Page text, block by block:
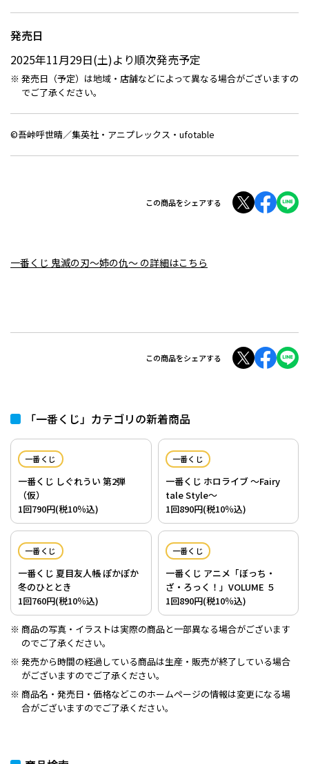
発売日
2025年11月29日(土)より順次発売予定
発売日（予定）は地域・店舗などによって異なる場合がございますの
でご了承ください。
©吾峠呼世晴／集英社・アニプレックス・ufotable
この商品をシェアする
一番くじ 鬼滅の刃～姉の仇～ の詳細はこちら
この商品をシェアする
「一番くじ」カテゴリの新着商品
一番くじ
一番くじ しぐれうい 第2弾
（仮）
1回790円(税10％込)
一番くじ
一番くじ ホロライブ ～Fairy
tale Style～
1回890円(税10％込)
一番くじ
一番くじ 夏目友人帳 ぽかぽか
冬のひととき
1回760円(税10％込)
一番くじ
一番くじ アニメ「ぼっち・
ざ・ろっく！」VOLUME ５
1回890円(税10％込)
商品の写真・イラストは実際の商品と一部異なる場合がございます
のでご了承ください。
発売から時間の経過している商品は生産・販売が終了している場合
がございますのでご了承ください。
商品名・発売日・価格などこのホームページの情報は変更になる場
合がございますのでご了承ください。